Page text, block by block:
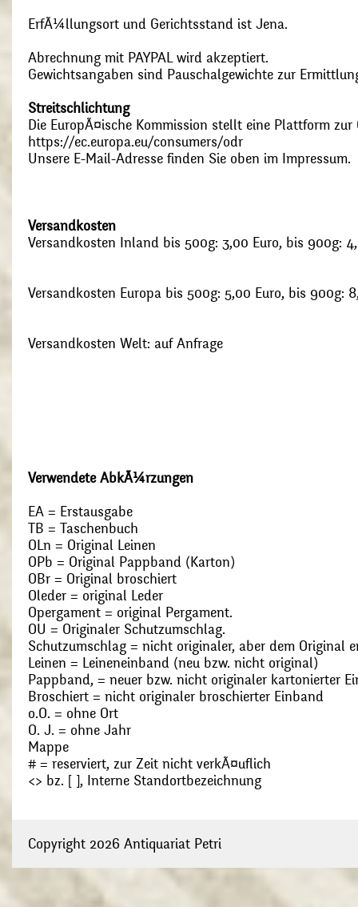
ErfÃ¼llungsort und Gerichtsstand ist Jena.
Abrechnung mit PAYPAL wird akzeptiert.
Gewichtsangaben sind Pauschalgewichte zur
Streitschlichtung
Die EuropÃ¤ische Kommission stellt eine Plattform
https://ec.europa.eu/consumers/odr
Unsere E-Mail-Adresse finden Sie oben im Impressum.
Versandkosten
Versandkosten Inland bis 500g: 3,00 Euro, bis 900g:
Versandkosten Europa bis 500g: 5,00 Euro, bis 900g:
Versandkosten Welt: auf Anfrage
Verwendete AbkÃ¼rzungen
EA = Erstausgabe
TB = Taschenbuch
OLn = Original Leinen
OPb = Original Pappband (Karton)
OBr = Original broschiert
Oleder = original Leder
Opergament = original Pergament.
OU = Originaler Schutzumschlag.
Schutzumschlag = nicht originaler, aber dem Original
Leinen = Leineneinband (neu bzw. nicht original)
Pappband, = neuer bzw. nicht originaler kartonierter
Broschiert = nicht originaler broschierter Einband
o.O. = ohne Ort
O. J. = ohne Jahr
Mappe
# = reserviert, zur Zeit nicht verkÃ¤uflich
<> bz. [ ], Interne Standortbezeichnung
Copyright 2026 Antiquariat Petri